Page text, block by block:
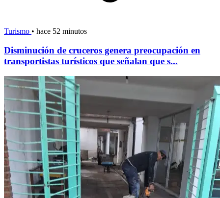
Turismo • hace 52 minutos
Disminución de cruceros genera preocupación en
transportistas turísticos que señalan que s...